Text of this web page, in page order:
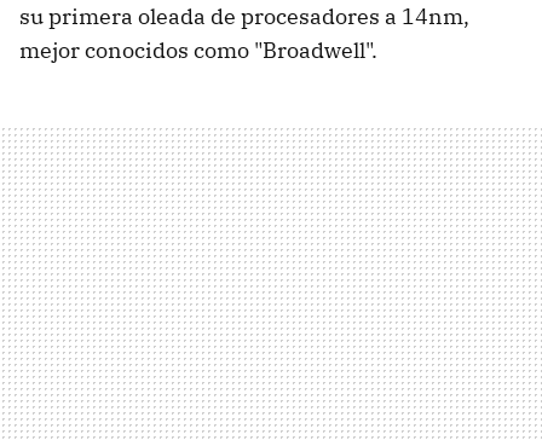
su primera oleada de procesadores a 14nm,
mejor conocidos como "Broadwell".